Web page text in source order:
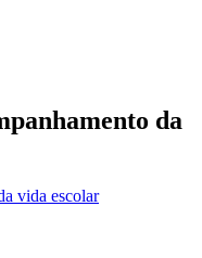
da
vida escolar